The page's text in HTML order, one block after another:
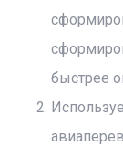
быстрее